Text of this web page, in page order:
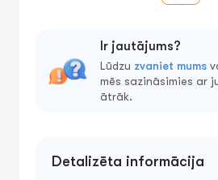
Ir jautājums?
Lūdzu zvaniet mums
mēs sazināsimies ar
ātrāk.
Detalizēta informācija